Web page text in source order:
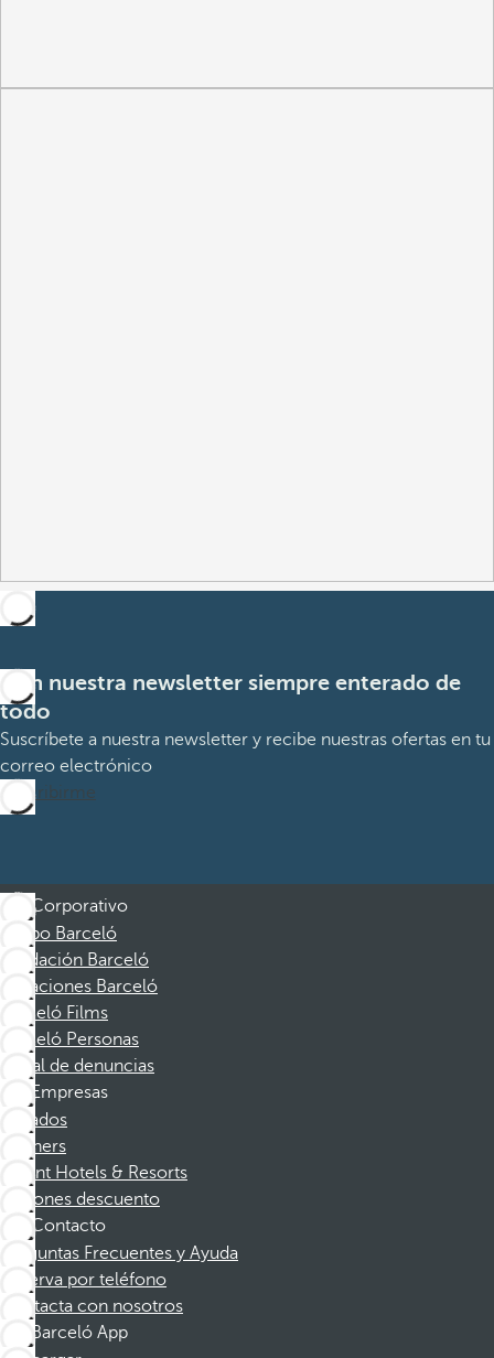
Con nuestra newsletter siempre enterado de
todo
Suscríbete a nuestra newsletter y recibe nuestras ofertas en tu
correo electrónico
Suscribirme
Corporativo
Grupo Barceló
Fundación Barceló
Vacaciones Barceló
Barceló Films
Barceló Personas
Canal de denuncias
Empresas
Afiliados
Partners
Dorint Hotels & Resorts
Cupones descuento
Contacto
Preguntas Frecuentes y Ayuda
Reserva por teléfono
Contacta con nosotros
Barceló App